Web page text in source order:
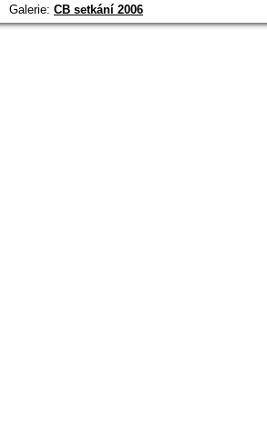
Galerie: CB setkání 2006